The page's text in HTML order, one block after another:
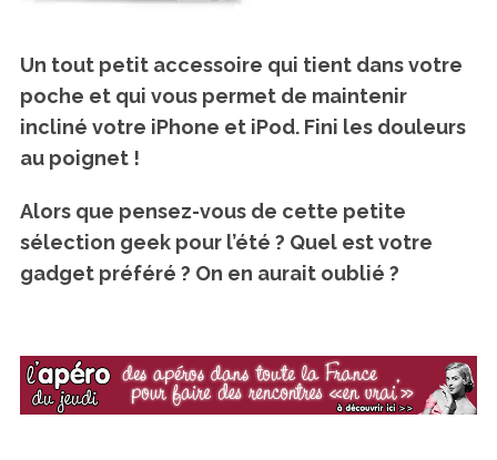
Un tout petit accessoire qui tient dans votre
poche et qui vous permet de maintenir
incliné votre iPhone et iPod. Fini les douleurs
au poignet !
Alors que pensez-vous de cette petite
sélection geek pour l’été ? Quel est votre
gadget préféré ? On en aurait oublié ?